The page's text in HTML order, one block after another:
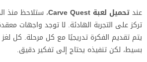
عندتحميل لعبة Carve Quest
، ستلاحظ منذ
تركز على التجربة الهادئة. لا توجد واجهات
يتم تقديم الفكرة تدريجيًا مع كل مرحلة. كل
بسيط، لكن تنفيذه يحتاج إلى تفكير دقيق.